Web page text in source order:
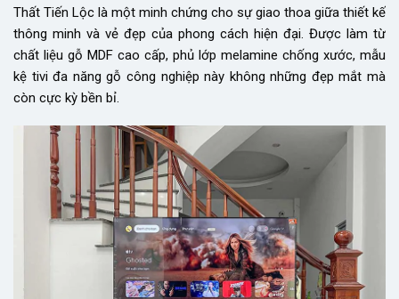
Thất Tiến Lộc là một minh chứng cho sự giao thoa giữa thiết kế
thông minh và vẻ đẹp của phong cách hiện đại. Được làm từ
chất liệu gỗ MDF cao cấp, phủ lớp melamine chống xước, mẫu
kệ tivi đa năng gỗ công nghiệp này không những đẹp mắt mà
còn cực kỳ bền bỉ.